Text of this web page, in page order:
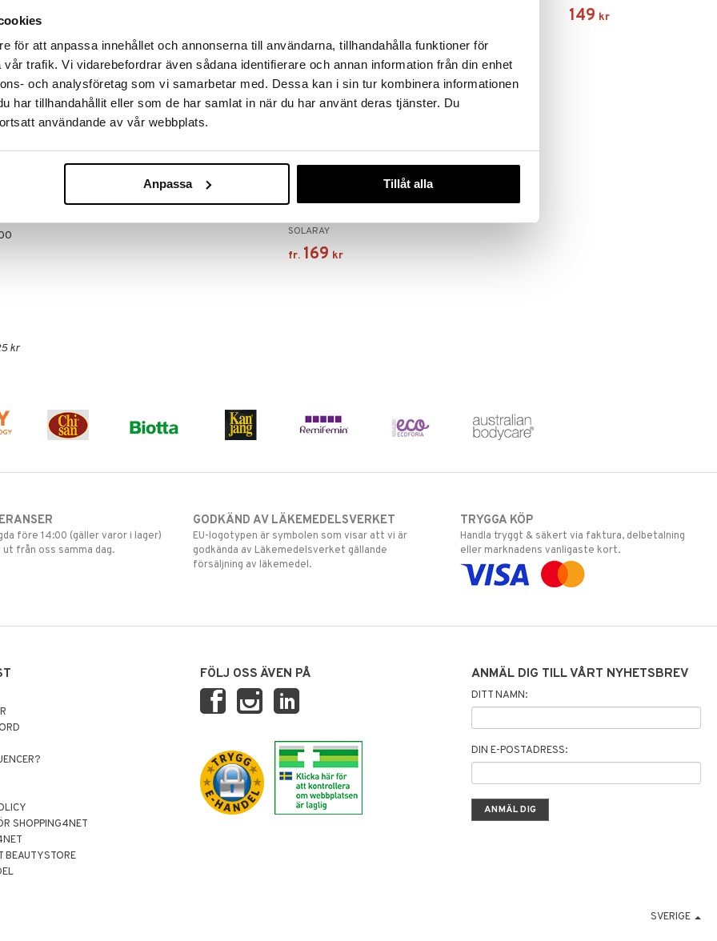
för att anpassa innehållet och annonserna till användarna, tillhandahålla funktioner för
trafik. Vi vidarebefordrar även sådana identifierare och annan information från din enhet
och analysföretag som vi samarbetar med. Dessa kan i sin tur kombinera informationen
har tillhandahållit eller som de har samlat in när du har använt deras tjänster. Du
användande av vår webbplats.
Anpassa Tillåt alla
kapsel innehåller 5000 µg biotin och passar dig
hud.
daglig dos bör inte överskridas. Kosttillskott
till en varierad kost. Förvaras utom räckhåll för
kr
149 kr
Finns i flera varianter
Solaray Mega-B stress
SOLARAY
fr. 169 kr
före 14:00 (gäller varor i lager)
från oss samma dag.
GODKÄND AV LÄKEMEDELSVERKET
EU-logotypen är symbolen som visar att vi är
godkända av Läkemedelsverket gällande
försäljning av läkemedel.
TRYGGA KÖP
Handla tryggt & säkert via faktura, delbetalning
eller marknadens vanligaste kort.
SHOPPING4NET
BEAUTYSTORE
FÖLJ OSS ÄVEN PÅ ANMÄL DIG TILL VÅRT NYHETSBREV
DITT NAMN:
DIN E-POSTADRESS:
SVERIGE